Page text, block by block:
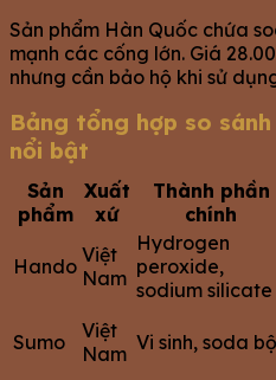
Sản phẩm Hàn Quốc chứa
mạnh các cống lớn. Giá
nhưng cần bảo hộ khi sử
Bảng tổng hợp so
nổi bật
Sản
phẩm
Xuất
xứ
Thành phần
chính
Hando Việt
Nam
Hydrogen
peroxide,
sodium silicate
Sumo
Việt
Nam Vi sinh, soda